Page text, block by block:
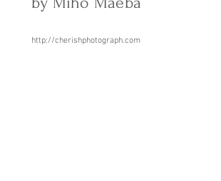
http://cherishphotograph.com